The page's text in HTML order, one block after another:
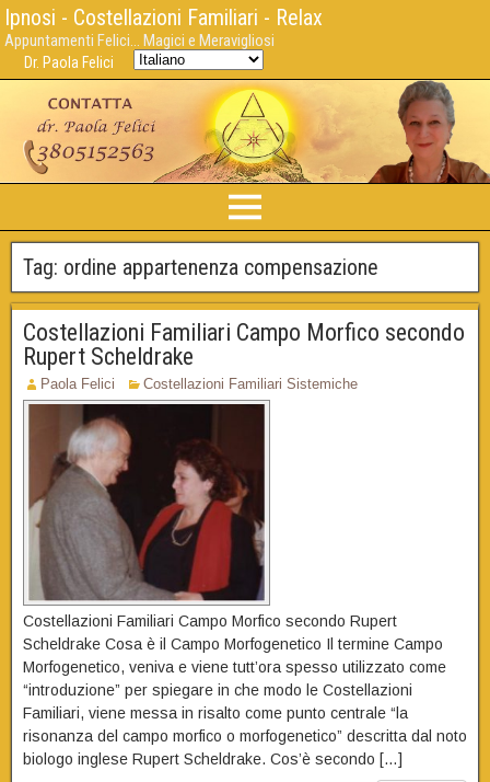
Ipnosi - Costellazioni Familiari - Relax
Appuntamenti Felici... Magici e Meravigliosi
Dr. Paola Felici
Tag: ordine appartenenza compensazione
Costellazioni Familiari Campo Morfico secondo
Rupert Scheldrake
Paola Felici Costellazioni Familiari Sistemiche
Costellazioni Familiari Campo Morfico secondo Rupert
Scheldrake Cosa è il Campo Morfogenetico Il termine Campo
Morfogenetico, veniva e viene tutt’ora spesso utilizzato come
“introduzione” per spiegare in che modo le Costellazioni
Familiari, viene messa in risalto come punto centrale “la
risonanza del campo morfico o morfogenetico” descritta dal noto
biologo inglese Rupert Scheldrake. Cos’è secondo […]